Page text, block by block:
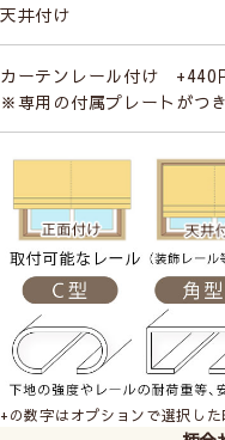
天井付け
カーテンレール付け +440
※専用の付属プレートがつ
+の数字はオプションで選択し